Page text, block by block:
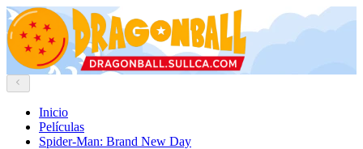
Inicio
Películas
Spider-Man: Brand New Day